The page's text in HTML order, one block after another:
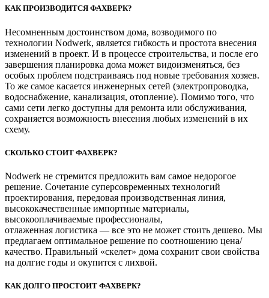
КАК ПРОИЗВОДИТСЯ ФАХВЕРК?
Несомненным достоинством дома, возводимого по
технологии Nodwerk, является гибкость и простота внесения
изменений в проект. И в процессе строительства, и после его
завершения планировка дома может видоизменяться, без
особых проблем подстраиваясь под новые требования хозяев.
То же самое касается инженерных сетей (электропроводка,
водоснабжение, канализация, отопление). Помимо того, что
сами сети легко доступны для ремонта или обслуживания,
сохраняется возможность внесения любых изменений в их
схему.
СКОЛЬКО СТОИТ ФАХВЕРК?
Nodwerk не стремится предложить вам самое недорогое
решение. Сочетание суперсовременных технологий
проектирования, передовая производственная линия,
высококачественные импортные материалы,
высокооплачиваемые профессионалы,
отлаженная логистика — все это не может стоить дешево. Мы
предлагаем оптимальное решение по соотношению цена/
качество. Правильный «скелет» дома сохранит свои свойства
на долгие годы и окупится с лихвой.
КАК ДОЛГО ПРОСТОИТ ФАХВЕРК?